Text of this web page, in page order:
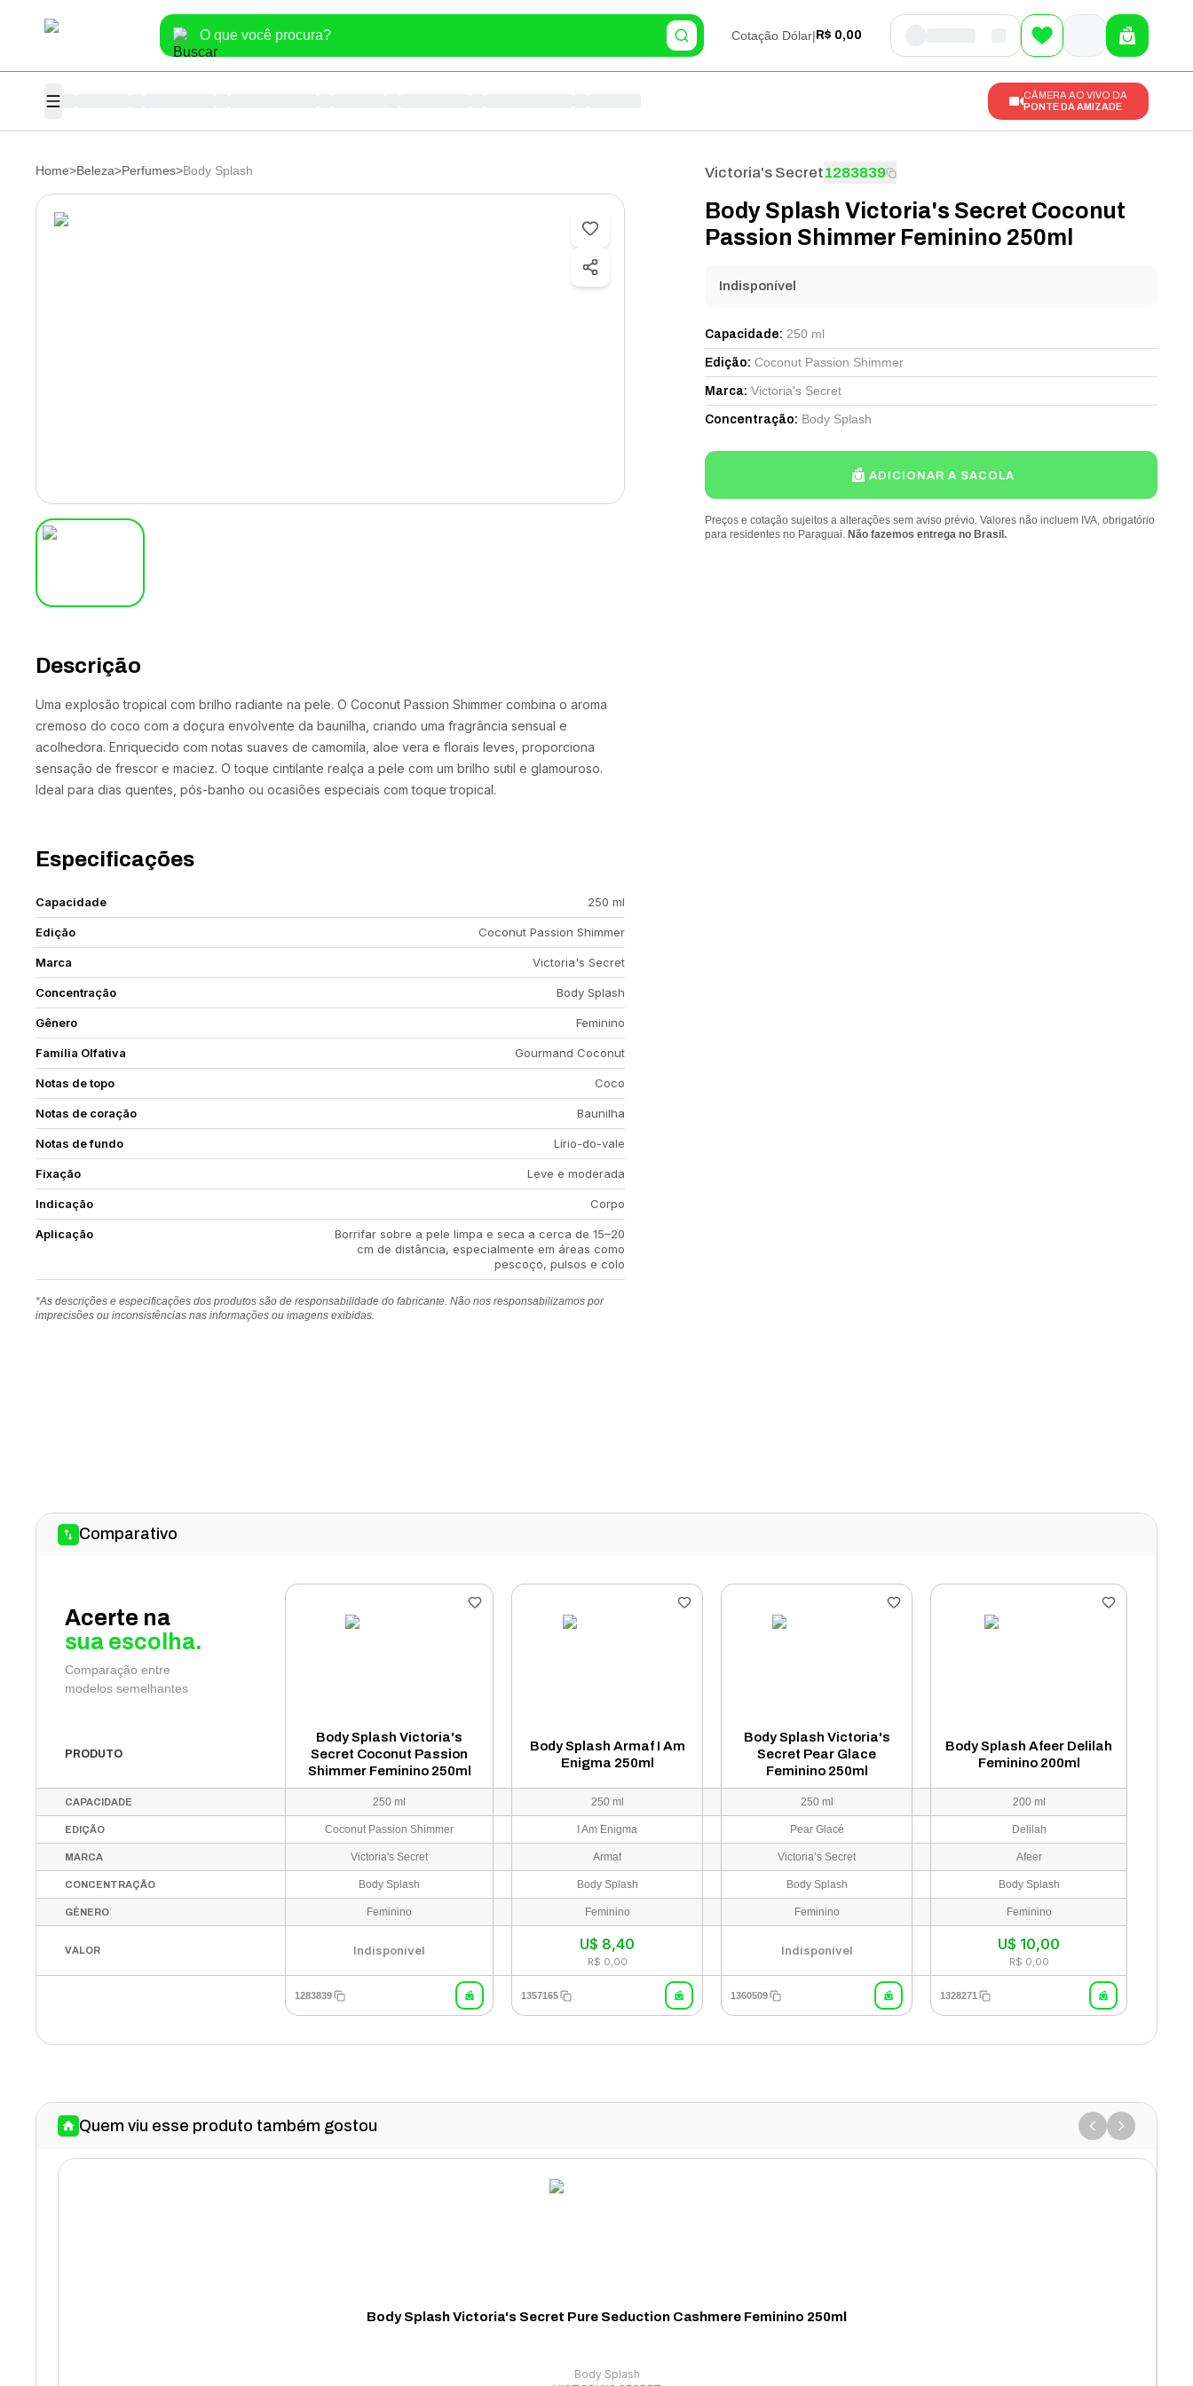
Cotação Dólar| R$ 0,00
CÂMERA AO VIVO DA
PONTE DA AMIZADE
Home>Beleza>Perfumes>Body Splash
Descrição
Uma explosão tropical com brilho radiante na pele. O Coconut Passion Shimmer combina o aroma
cremoso do coco com a doçura envolvente da baunilha, criando uma fragrância sensual e
acolhedora. Enriquecido com notas suaves de camomila, aloe vera e florais leves, proporciona
sensação de frescor e maciez. O toque cintilante realça a pele com um brilho sutil e glamouroso.
Ideal para dias quentes, pós-banho ou ocasiões especiais com toque tropical.
Especificações
Capacidade 250 ml
Edição Coconut Passion Shimmer
Marca Victoria's Secret
Concentração Body Splash
Gênero Feminino
Família Olfativa Gourmand Coconut
Notas de topo Coco
Notas de coração Baunilha
Notas de fundo Lírio-do-vale
Fixação Leve e moderada
Indicação Corpo
Aplicação
Borrifar sobre a pele limpa e seca a cerca de 15–20
cm de distância, especialmente em áreas como
pescoço, pulsos e colo
*As descrições e especificações dos produtos são de responsabilidade do fabricante. Não nos responsabilizamos por
imprecisões ou inconsistências nas informações ou imagens exibidas.
Victoria's Secret1283839
Body Splash Victoria's Secret Coconut
Passion Shimmer Feminino 250ml
Indisponível
Capacidade: 250 ml
Edição: Coconut Passion Shimmer
Marca: Victoria's Secret
Concentração: Body Splash
ADICIONAR A SACOLA
Preços e cotação sujeitos a alterações sem aviso prévio. Valores não incluem IVA, obrigatório
para residentes no Paraguai. Não fazemos entrega no Brasil.
Comparativo
Acerte na
sua escolha.
Comparação entre
modelos semelhantes
PRODUTO
Body Splash Victoria's
Secret Coconut Passion
Shimmer Feminino 250ml
Body Splash Armaf I Am
Enigma 250ml
Body Splash Victoria's
Secret Pear Glace
Feminino 250ml
Body Splash Afeer Delilah
Feminino 200ml
CAPACIDADE 250 ml 250 ml 250 ml 200 ml
EDIÇÃO Coconut Passion Shimmer I Am Enigma Pear Glacé Delilah
MARCA Victoria's Secret Armaf Victoria’s Secret Afeer
CONCENTRAÇÃO Body Splash Body Splash Body Splash Body Splash
GÊNERO Feminino Feminino Feminino Feminino
VALOR Indisponível U$ 8,40
R$ 0,00
Indisponível U$ 10,00
R$ 0,00
1283839 1357165 1360509 1328271
Quem viu esse produto também gostou
Body Splash Victoria's Secret Pure Seduction Cashmere Feminino 250ml
Body Splash